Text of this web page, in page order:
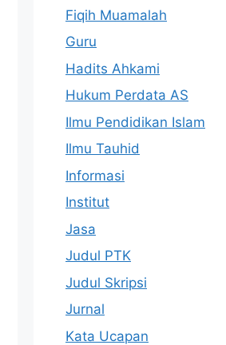
Fiqih Muamalah
Guru
Hadits Ahkami
Hukum Perdata AS
Ilmu Pendidikan Islam
Ilmu Tauhid
Informasi
Institut
Jasa
Judul PTK
Judul Skripsi
Jurnal
Kata Ucapan